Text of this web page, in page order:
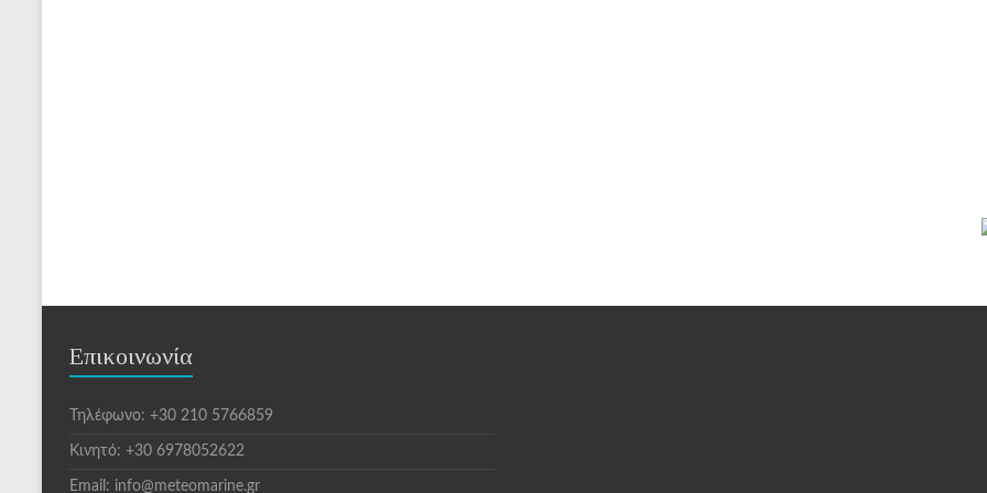
Επικοινωνία
Τηλέφωνο: +30 210 5766859
Κινητό: +30 6978052622
Email: info@meteomarine.gr